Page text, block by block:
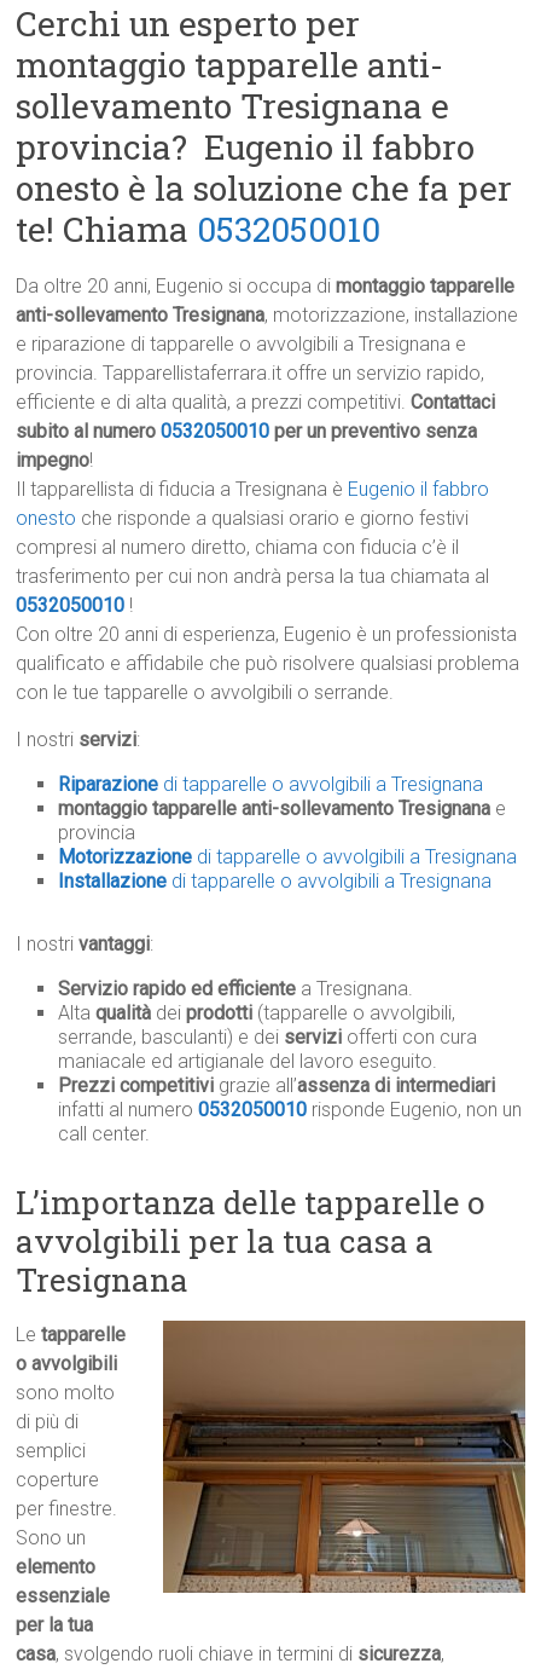
Cerchi un esperto per
montaggio tapparelle anti-
sollevamento Tresignana e
provincia? Eugenio il fabbro
onesto è la soluzione che fa per
te! Chiama 0532050010
Da oltre 20 anni, Eugenio si occupa dimontaggio tapparelle
anti-sollevamento Tresignana, motorizzazione, installazione
e riparazione di tapparelle o avvolgibili a Tresignana e
provincia. Tapparellistaferrara.it offre un servizio rapido,
efficiente e di alta qualità, a prezzi competitivi.Contattaci
subito al numero0532050010 per un preventivo senza
impegno!
Il tapparellista di fiducia a Tresignana è Eugenio il fabbro
onesto che risponde a qualsiasi orario e giorno festivi
compresi al numero diretto, chiama con fiducia c’è il
trasferimento per cui non andrà persa la tua chiamata al
0532050010 !
Con oltre 20 anni di esperienza, Eugenio è un professionista
qualificato e affidabile che può risolvere qualsiasi problema
con le tue tapparelle o avvolgibili o serrande.
I nostri servizi:
Riparazione di tapparelle o avvolgibili a Tresignana
montaggio tapparelle anti-sollevamento Tresignana e
provincia
Motorizzazione di tapparelle o avvolgibili a Tresignana
Installazione di tapparelle o avvolgibili a Tresignana
I nostrivantaggi:
Servizio rapido ed efficiente a Tresignana.
Altaqualità deiprodotti (tapparelle o avvolgibili,
serrande, basculanti) e dei servizi offerti con cura
maniacale ed artigianale del lavoro eseguito.
Prezzi competitivi grazie all’assenza di intermediari
infatti al numero0532050010 risponde Eugenio, non un
call center.
L’importanza delle tapparelle o
avvolgibili per la tua casa a
Tresignana
Letapparelle
o avvolgibili
sono molto
di più di
semplici
coperture
per finestre.
Sono un
elemento
essenziale
per la tua
casa, svolgendo ruoli chiave in termini di sicurezza,